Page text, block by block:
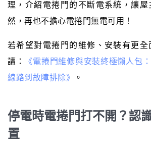
理，介紹電捲門的不斷電系統，讓屋
然，再也不擔心電捲門無電可用！
若希望對電捲門的維修、安裝有更全
讀：
《電捲門維修與安裝終極懶人包
線路到故障排除》
。
停電時電捲門打不開？認
置